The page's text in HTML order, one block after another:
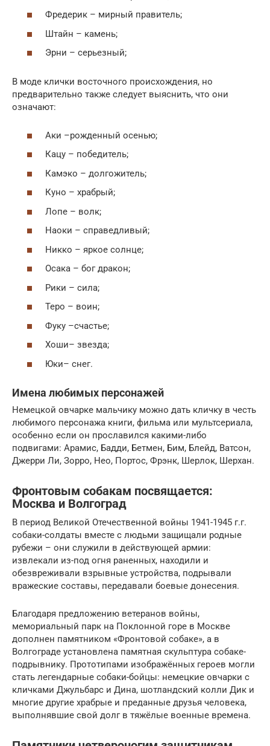
Фредерик – мирный правитель;
Штайн – камень;
Эрни – серьезный;
В моде клички восточного происхождения, но
предварительно также следует выяснить, что они
означают:
Аки –рожденный осенью;
Кацу – победитель;
Камэко – долгожитель;
Куно – храбрый;
Лопе – волк;
Наоки – справедливый;
Никко – яркое солнце;
Осака – бог дракон;
Рики – сила;
Теро – воин;
Фуку –счастье;
Хоши– звезда;
Юки– снег.
Имена любимых персонажей
Немецкой овчарке мальчику можно дать кличку в честь
любимого персонажа книги, фильма или мультсериала,
особенно если он прославился какими-либо
подвигами: Арамис, Бадди, Бетмен, Бим, Блейд, Ватсон,
Джерри Ли, Зорро, Нео, Портос, Фрэнк, Шерлок, Шерхан.
Фронтовым собакам посвящается:
Москва и Волгоград
В период Великой Отечественной войны 1941-1945 г.г.
собаки-солдаты вместе с людьми защищали родные
рубежи – они служили в действующей армии:
извлекали из-под огня раненных, находили и
обезвреживали взрывные устройства, подрывали
вражеские составы, передавали боевые донесения.
Благодаря предложению ветеранов войны,
мемориальный парк на Поклонной горе в Москве
дополнен памятником «Фронтовой собаке», а в
Волгограде установлена памятная скульптура собаке-
подрывнику. Прототипами изображённых героев могли
стать легендарные собаки-бойцы: немецкие овчарки с
кличками Джульбарс и Дина, шотландский колли Дик и
многие другие храбрые и преданные друзья человека,
выполнявшие свой долг в тяжёлые военные времена.